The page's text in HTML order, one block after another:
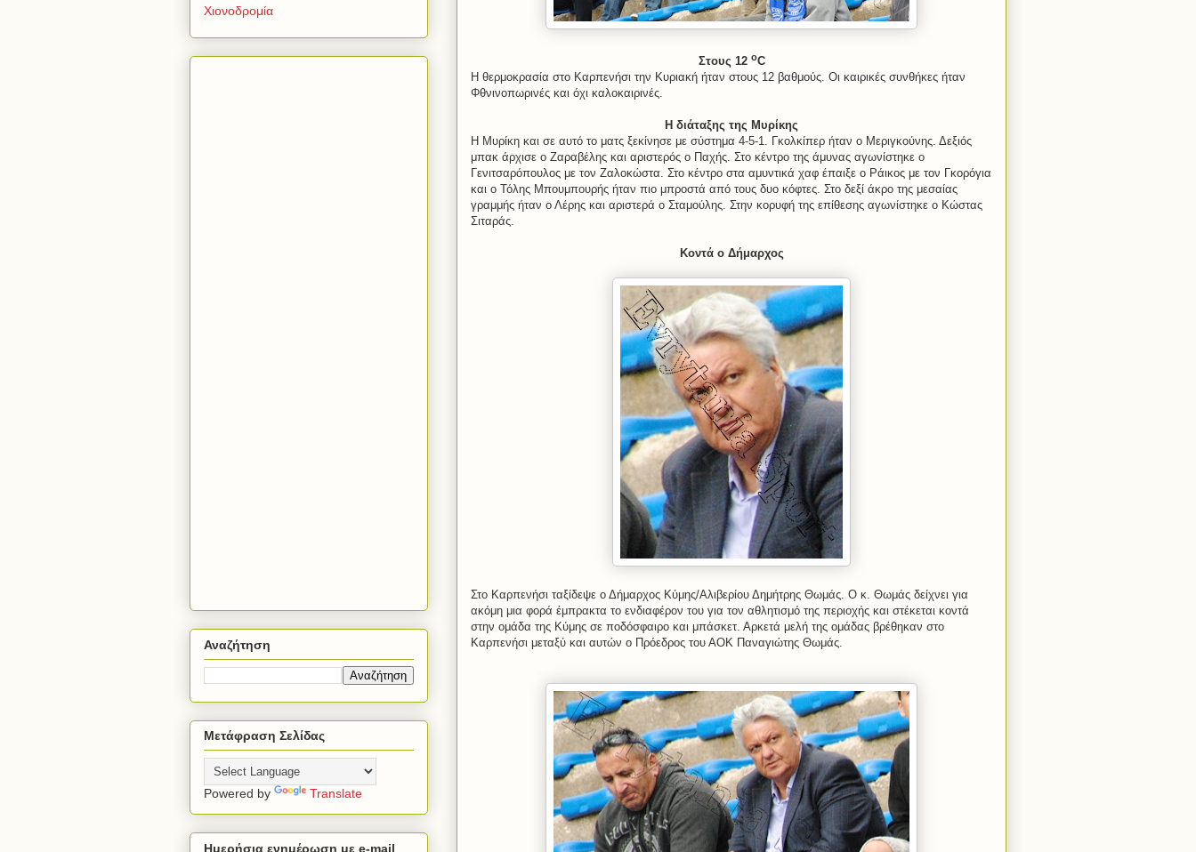
Στους 12 οC
Η θερμοκρασία στο Καρπενήσι την Κυριακή ήταν στους 12 βαθμούς. Οι καιρικές συνθήκες ήταν
Φθνινοπωρινές και όχι καλοκαιρινές.
Η διάταξης της Μυρίκης
Η Μυρίκη και σε αυτό το ματς ξεκίνησε με σύστημα 4-5-1. Γκολκίπερ ήταν ο Μεριγκούνης. Δεξιός
μπακ άρχισε ο Ζαραβέλης και αριστερός ο Παχής. Στο κέντρο της άμυνας αγωνίστηκε ο
Γενιτσαρόπουλος με τον Ζαλοκώστα. Στο κέντρο στα αμυντικά χαφ έπαιξε ο Ράικος με τον Γκορόγια
και ο Τόλης Μπουμπουρής ήταν πιο μπροστά από τους δυο κόφτες. Στο δεξί άκρο της μεσαίας
γραμμής ήταν ο Λέρης και αριστερά ο Σταμούλης. Στην κορυφή της επίθεσης αγωνίστηκε ο Κώστας
Σιταράς.
Κοντά ο Δήμαρχος
Στο Καρπενήσι ταξίδεψε ο Δήμαρχος Κύμης/Αλιβερίου Δημήτρης Θωμάς. Ο κ. Θωμάς δείχνει για
ακόμη μια φορά έμπρακτα το ενδιαφέρον του για τον αθλητισμό της περιοχής και στέκεται κοντά
στην ομάδα της Κύμης σε ποδόσφαιρο και μπάσκετ. Αρκετά μελή της ομάδας βρέθηκαν στο
Καρπενήσι μεταξύ και αυτών ο Πρόεδρος του ΑΟΚ Παναγιώτης Θωμάς.
Χιονοδρομία
Αναζήτηση
Μετάφραση Σελίδας
Powered by Translate
Ημερήσια ενημέρωση με e-mail